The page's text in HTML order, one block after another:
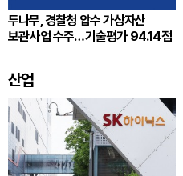
두나무, 경찰청 압수 가상자산
보관사업 수주…기술평가 94.14점
산업